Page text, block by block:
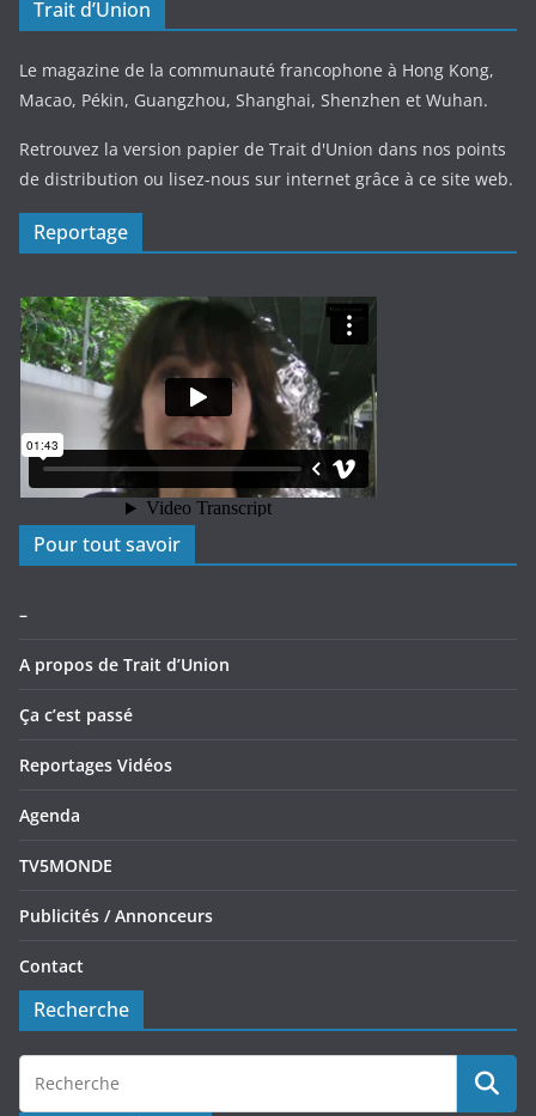
Trait d’Union
Le magazine de la communauté francophone à Hong Kong,
Macao, Pékin, Guangzhou, Shanghai, Shenzhen et Wuhan.
Retrouvez la version papier de Trait d'Union dans nos points
de distribution ou lisez-nous sur internet grâce à ce site web.
Reportage
Pour tout savoir
–
A propos de Trait d’Union
Ça c’est passé
Reportages Vidéos
Agenda
TV5MONDE
Publicités / Annonceurs
Contact
Recherche